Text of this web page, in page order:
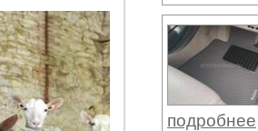
подробнее